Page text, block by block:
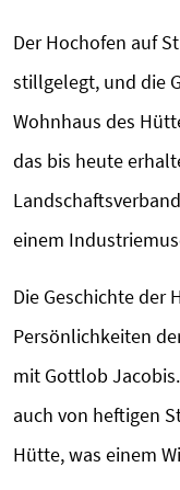
Der Hochofen auf
stillgelegt, und die
Wohnhaus des
das bis heute
einem
Die Geschichte der
Persönlichkeiten
mit Gottlob
auch von heftigen
Hütte, was einem